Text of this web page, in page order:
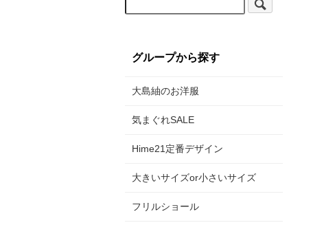
グループから探す
大島紬のお洋服
気まぐれSALE
Hime21定番デザイン
大きいサイズor小さいサイズ
フリルショール